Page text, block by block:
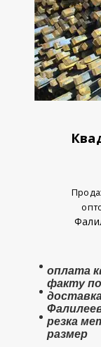
оплата
факту
резка
размер